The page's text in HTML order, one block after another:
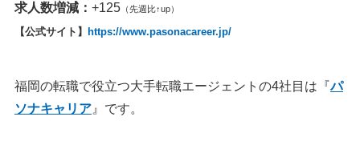
求人数増減： +125 （先週比↑up）
【公式サイト】 https://www.pasonacareer.jp/
福岡の転職で役立つ大手転職エージェントの4社目は『パ
ソナキャリア』です。